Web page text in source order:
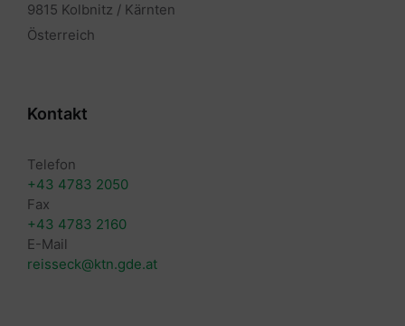
9815 Kolbnitz / Kärnten
Österreich
Kontakt
Telefon
+43 4783 2050
Fax
+43 4783 2160
E-Mail
reisseck@ktn.gde.at